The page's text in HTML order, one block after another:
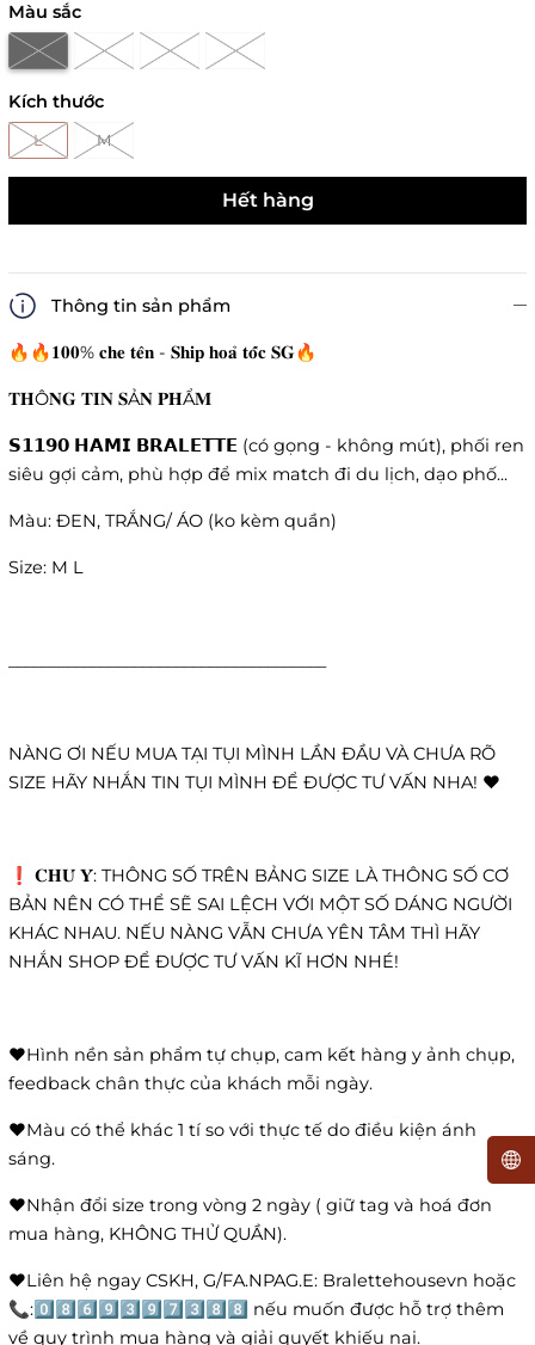
Màu sắc
Kích thước
L M
Hết hàng
Thông tin sản phẩm
🔥🔥𝟏𝟎𝟎% 𝐜𝐡𝐞 𝐭𝐞̂𝐧 - 𝐒𝐡𝐢𝐩 𝐡𝐨𝐚̉ 𝐭𝐨̂́𝐜 𝐒𝐆🔥
𝐓𝐇Ô𝐍𝐆 𝐓𝐈𝐍 𝐒Ả𝐍 𝐏𝐇Ẩ𝐌
𝗦𝟭𝟭𝟵𝟬 𝗛𝗔𝗠𝗜 𝗕𝗥𝗔𝗟𝗘𝗧𝗧𝗘 (có gọng - không mút), phối ren
siêu gợi cảm, phù hợp để mix match đi du lịch, dạo phố...
Màu: ĐEN, TRẮNG/ ÁO (ko kèm quần)
Size: M L
NÀNG ƠI NẾU MUA TẠI TỤI MÌNH LẦN ĐẦU VÀ CHƯA RÕ
SIZE HÃY NHẮN TIN TỤI MÌNH ĐỂ ĐƯỢC TƯ VẤN NHA! ❤️
❗️ 𝐂𝐇𝐔́ 𝐘́: THÔNG SỐ TRÊN BẢNG SIZE LÀ THÔNG SỐ CƠ
BẢN NÊN CÓ THỂ SẼ SAI LỆCH VỚI MỘT SỐ DÁNG NGƯỜI
KHÁC NHAU. NẾU NÀNG VẪN CHƯA YÊN TÂM THÌ HÃY
NHẮN SHOP ĐỂ ĐƯỢC TƯ VẤN KĨ HƠN NHÉ!
❤️Hình nền sản phẩm tự chụp, cam kết hàng y ảnh chụp,
feedback chân thực của khách mỗi ngày.
❤️Màu có thể khác 1 tí so với thực tế do điều kiện ánh
sáng.
❤️Nhận đổi size trong vòng 2 ngày ( giữ tag và hoá đơn
mua hàng, KHÔNG THỬ QUẦN).
❤️Liên hệ ngay CSKH, G/FA.NPAG.E: Bralettehousevn hoặc
📞:0️⃣8️⃣6️⃣9️⃣3️⃣9️⃣7️⃣3️⃣8️⃣8️⃣ nếu muốn được hỗ trợ thêm
về quy trình mua hàng và giải quyết khiếu nại.